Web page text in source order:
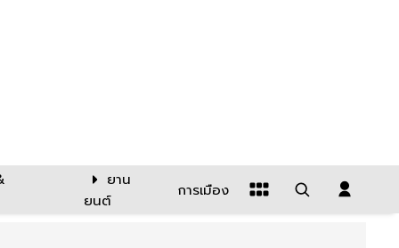
ยาน
ยนต์
การเมือง